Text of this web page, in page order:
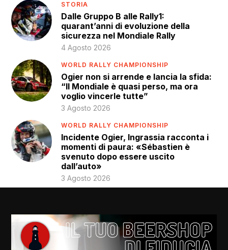
STORIA
Dalle Gruppo B alle Rally1:
quarant’anni di evoluzione della
sicurezza nel Mondiale Rally
4 Agosto 2026
WORLD RALLY CHAMPIONSHIP
Ogier non si arrende e lancia la sfida:
“Il Mondiale è quasi perso, ma ora
voglio vincerle tutte”
3 Agosto 2026
WORLD RALLY CHAMPIONSHIP
Incidente Ogier, Ingrassia racconta i
momenti di paura: «Sébastien è
svenuto dopo essere uscito
dall’auto»
3 Agosto 2026